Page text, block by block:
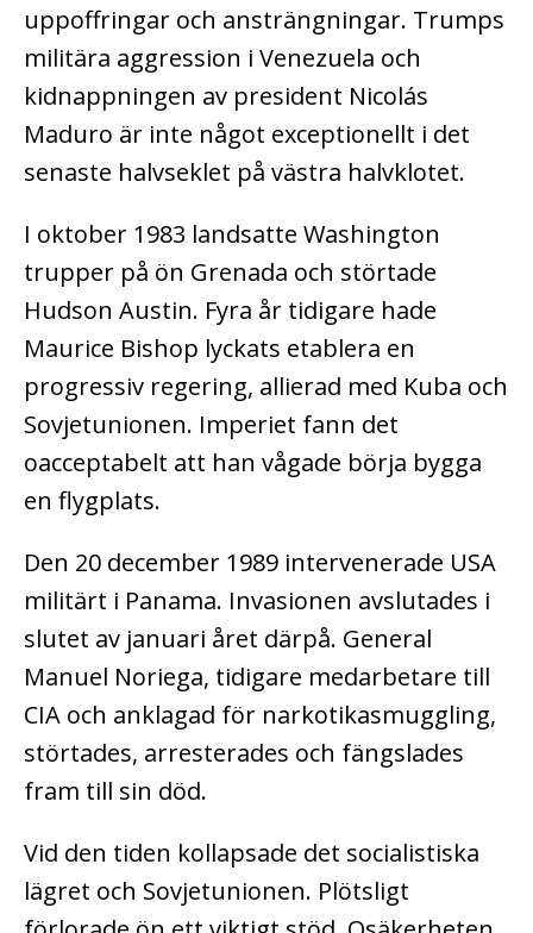
uppoffringar och ansträngningar. Trumps
militära aggression i Venezuela och
kidnappningen av president Nicolás
Maduro är inte något exceptionellt i det
senaste halvseklet på västra halvklotet.
I oktober 1983 landsatte Washington
trupper på ön Grenada och störtade
Hudson Austin. Fyra år tidigare hade
Maurice Bishop lyckats etablera en
progressiv regering, allierad med Kuba och
Sovjetunionen. Imperiet fann det
oacceptabelt att han vågade börja bygga
en flygplats.
Den 20 december 1989 intervenerade USA
militärt i Panama. Invasionen avslutades i
slutet av januari året därpå. General
Manuel Noriega, tidigare medarbetare till
CIA och anklagad för narkotikasmuggling,
störtades, arresterades och fängslades
fram till sin död.
Vid den tiden kollapsade det socialistiska
lägret och Sovjetunionen. Plötsligt